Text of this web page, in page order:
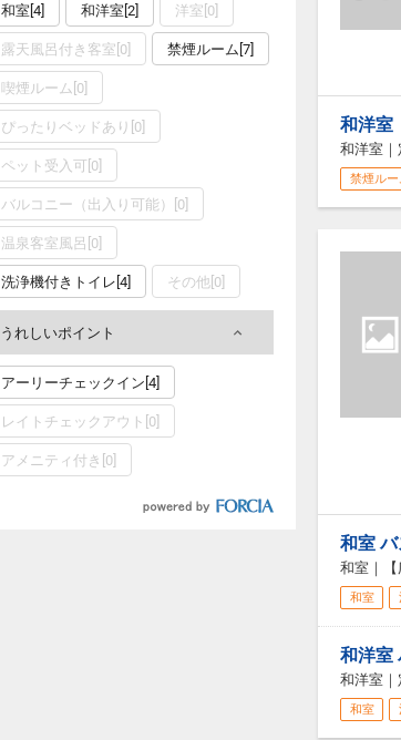
和室[4] 和洋室[2] 洋室[0]
露天風呂付き客室[0] 禁煙ルーム[7]
喫煙ルーム[0]
ぴったりベッドあり[0]
ペット受入可[0]
バルコニー（出入り可能）[0]
温泉客室風呂[0]
洗浄機付きトイレ[4] その他[0]
うれしいポイント
アーリーチェックイン[4]
レイトチェックアウト[0]
アメニティ付き[0]
和洋室
和洋室 ｜
禁煙ルー
和室 バ
和室 ｜
和室
和洋室
和洋室 ｜
和室